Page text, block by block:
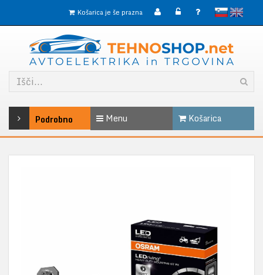
slovenskoEnglish
Košarica je še prazna
Podrobno Menu Košarica